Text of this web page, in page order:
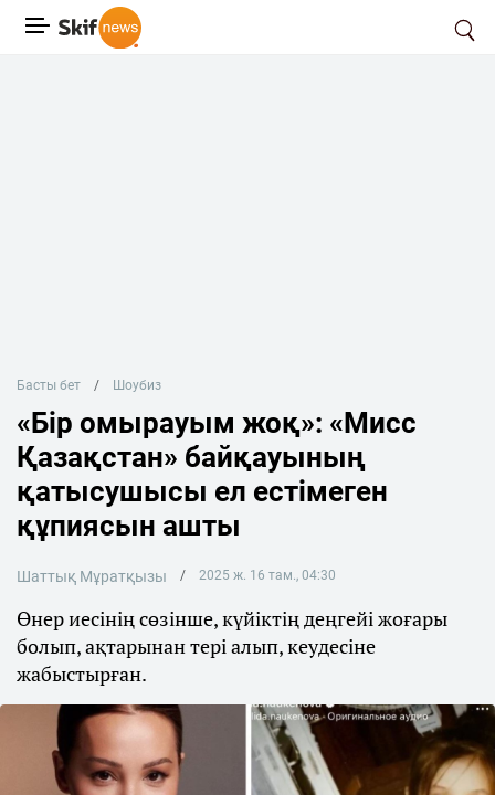
Басты бет Шоубиз
«Бір омырауым жоқ»: «Мисс
Қазақстан» байқауының
қатысушысы ел естімеген
құпиясын ашты
Шаттық Мұратқызы 2025 ж. 16 там., 04:30
Өнер иесінің сөзінше, күйіктің деңгейі жоғары
болып, ақтарынан тері алып, кеудесіне
жабыстырған.